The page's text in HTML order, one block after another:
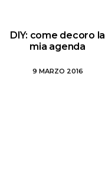
DIY: come decoro la
mia agenda
9 MARZO 2016